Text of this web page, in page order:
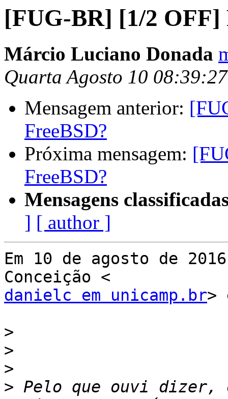
[FUG-BR] [1/2 OFF]
Márcio Luciano Donada
Quarta Agosto 10
Mensagem anterior:
FreeBSD?
Próxima mensagem:
FreeBSD?
Mensagens
] [ author ]
Em 10 de agosto de
danielc em unicamp.br>
>
>
>
> Pelo que ouvi dizer,